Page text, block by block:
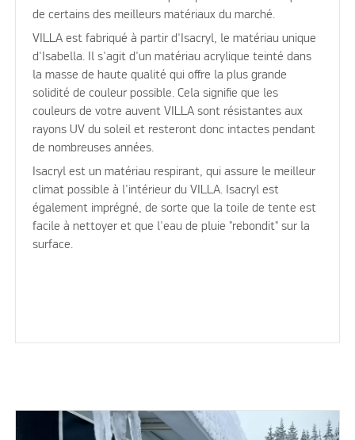
de certains des meilleurs matériaux du marché.
VILLA est fabriqué à partir d'Isacryl, le matériau unique
d'Isabella. Il s'agit d'un matériau acrylique teinté dans
la masse de haute qualité qui offre la plus grande
solidité de couleur possible. Cela signifie que les
couleurs de votre auvent VILLA sont résistantes aux
rayons UV du soleil et resteront donc intactes pendant
de nombreuses années.
Isacryl est un matériau respirant, qui assure le meilleur
climat possible à l'intérieur du VILLA. Isacryl est
également imprégné, de sorte que la toile de tente est
facile à nettoyer et que l'eau de pluie "rebondit" sur la
surface.